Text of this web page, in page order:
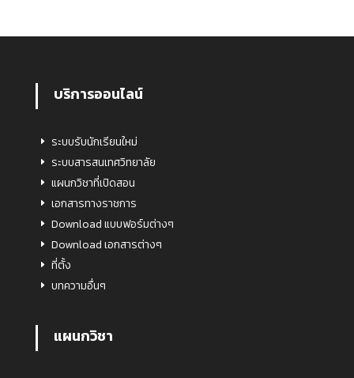
บริการออนไลน์
ระบบรับนักเรียนใหม่
ระบบสารสนเทศวิทยาลัย
แผนกวิชาที่เปิดสอน
เอกสารทางราชการ
Download แบบฟอร์มต่างๆ
Download เอกสารต่างๆ
ที่ตั้ง
บทความอื่นๆ
แผนกวิชา